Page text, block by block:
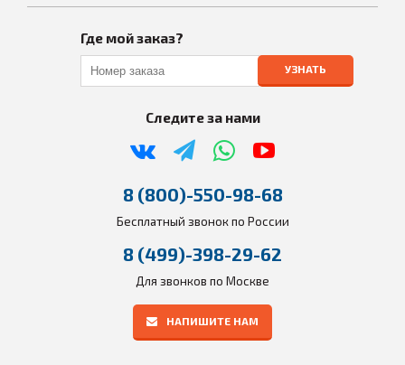
Где мой заказ?
УЗНАТЬ
Следите за нами
8 (800)-550-98-68
Бесплатный звонок по России
8 (499)-398-29-62
Для звонков по Москве
НАПИШИТЕ НАМ